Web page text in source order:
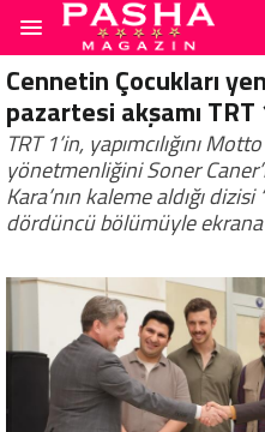
Cennetin Çocukları
pazartesi akşamı TRT
TRT 1’in, yapımcılığını
yönetmenliğini Soner
Kara’nın kaleme aldığı
dördüncü bölümüyle